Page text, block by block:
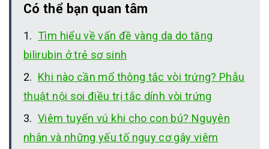
Có thể bạn quan tâm
Tìm hiểu về vấn đề vàng da do tăng
bilirubin ở trẻ sơ sinh
Khi nào cần mổ thông tắc vòi trứng? Phẫu
thuật nội soi điều trị tắc dính vòi trứng
Viêm tuyến vú khi cho con bú? Nguyên
nhân và những yếu tố nguy cơ gây viêm